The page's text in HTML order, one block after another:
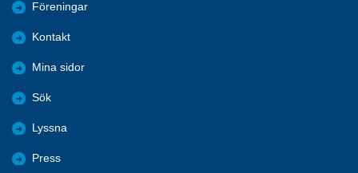
Föreningar
Kontakt
Mina sidor
Sök
Lyssna
Press